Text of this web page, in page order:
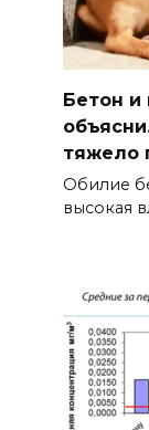
Бетон и
тяжело
Обилие
высокая